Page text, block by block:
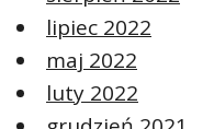
lipiec 2022
maj 2022
luty 2022